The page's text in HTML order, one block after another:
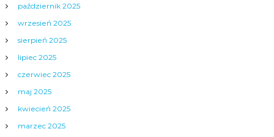
październik 2025
wrzesień 2025
sierpień 2025
lipiec 2025
czerwiec 2025
maj 2025
kwiecień 2025
marzec 2025